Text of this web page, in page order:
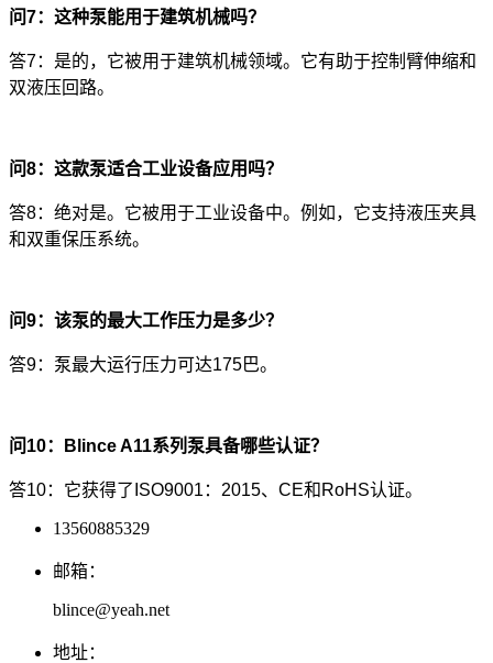
问7：这种泵能用于建筑机械吗？
答7：是的，它被用于建筑机械领域。它有助于控制臂伸缩和
双液压回路。
问8：这款泵适合工业设备应用吗？
答8：绝对是。它被用于工业设备中。例如，它支持液压夹具
和双重保压系统。
问9：该泵的最大工作压力是多少？
答9：泵最大运行压力可达175巴。
问10：Blince A11系列泵具备哪些认证？
答10：它获得了ISO9001：2015、CE和RoHS认证。
13560885329
邮箱：
blince@yeah.net
地址：